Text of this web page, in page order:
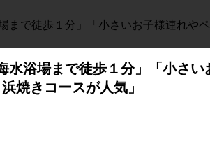
まで徒歩１分」「小さいお子様連れや
浴場まで徒歩１分」「小さ
焼きコースが人気」